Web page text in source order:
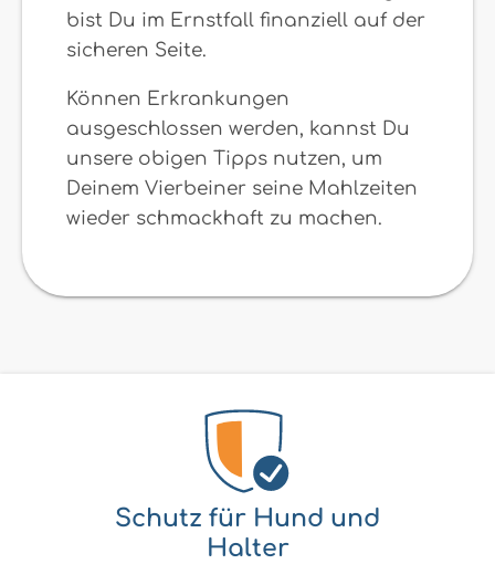
bist Du im Ernstfall finanziell auf der
sicheren Seite.
Können Erkrankungen
ausgeschlossen werden, kannst Du
unsere obigen Tipps nutzen, um
Deinem Vierbeiner seine Mahlzeiten
wieder schmackhaft zu machen.
Schutz für Hund und
Halter